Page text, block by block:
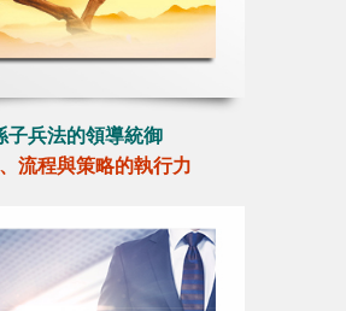
子兵法的領導統御
流程與策略的執行力